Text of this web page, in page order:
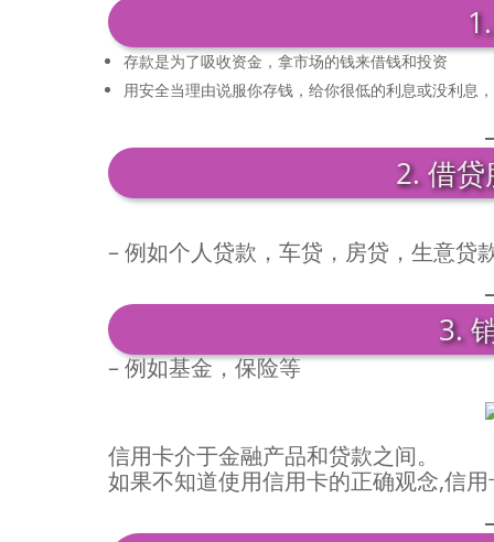
存款是为了吸收资金，拿市场的钱来借钱和投资
用安全当理由说服你存钱，给你很低的利息或没利息
2. 借
– 例如个人贷款，车贷，房贷，生意贷
3.
– 例如基金，保险等
信用卡介于金融产品和贷款之间。
如果不知道使用信用卡的正确观念,信